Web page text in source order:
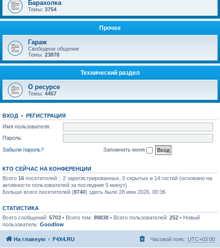
Барахолка
Темы: 3754
Прочее
Гараж
Свободное общение
Темы: 23878
Технический раздел
О ресурсе
Темы: 4457
ВХОД • РЕГИСТРАЦИЯ
Имя пользователя:
Пароль:
Забыли пароль?
Запомнить меня
КТО СЕЙЧАС НА КОНФЕРЕНЦИИ
Всего 16 посетителей :: 2 зарегистрированных, 0 скрытых и 14 гостей (основано на
активности пользователей за последние 5 минут)
Больше всего посетителей (8740) здесь было 28 июн 2026, 00:36
СТАТИСТИКА
Всего сообщений: 5703 • Всего тем: 89838 • Всего пользователей: 252 • Новый
пользователь: Goodlow
На главную F4X4.RU Часовой пояс: UTC+03:00